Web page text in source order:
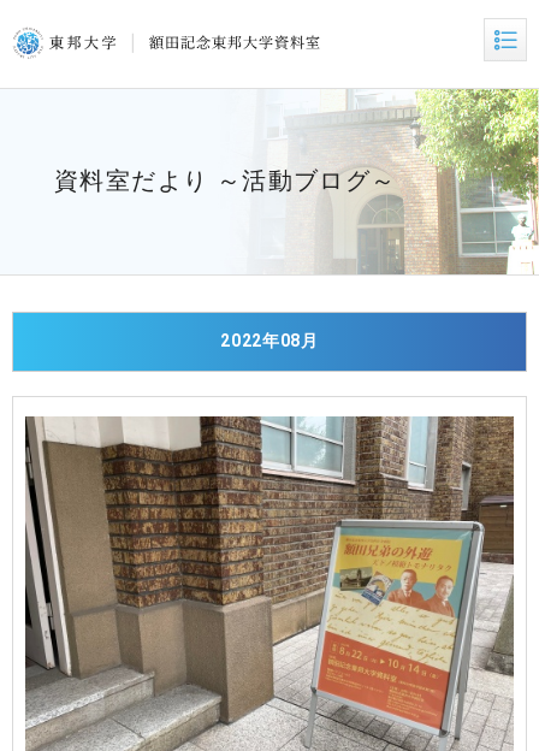
資料室だより ～活動ブログ～
2022年08月